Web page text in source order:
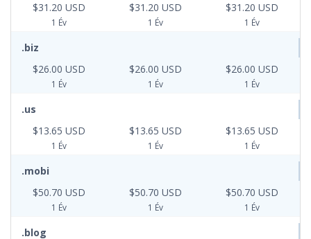
$31.20 USD
1 Év
$31.20 USD
1 Év
$31.20 USD
1 Év
.biz
$26.00 USD
1 Év
$26.00 USD
1 Év
$26.00 USD
1 Év
.us
$13.65 USD
1 Év
$13.65 USD
1 Év
$13.65 USD
1 Év
.mobi
$50.70 USD
1 Év
$50.70 USD
1 Év
$50.70 USD
1 Év
.blog